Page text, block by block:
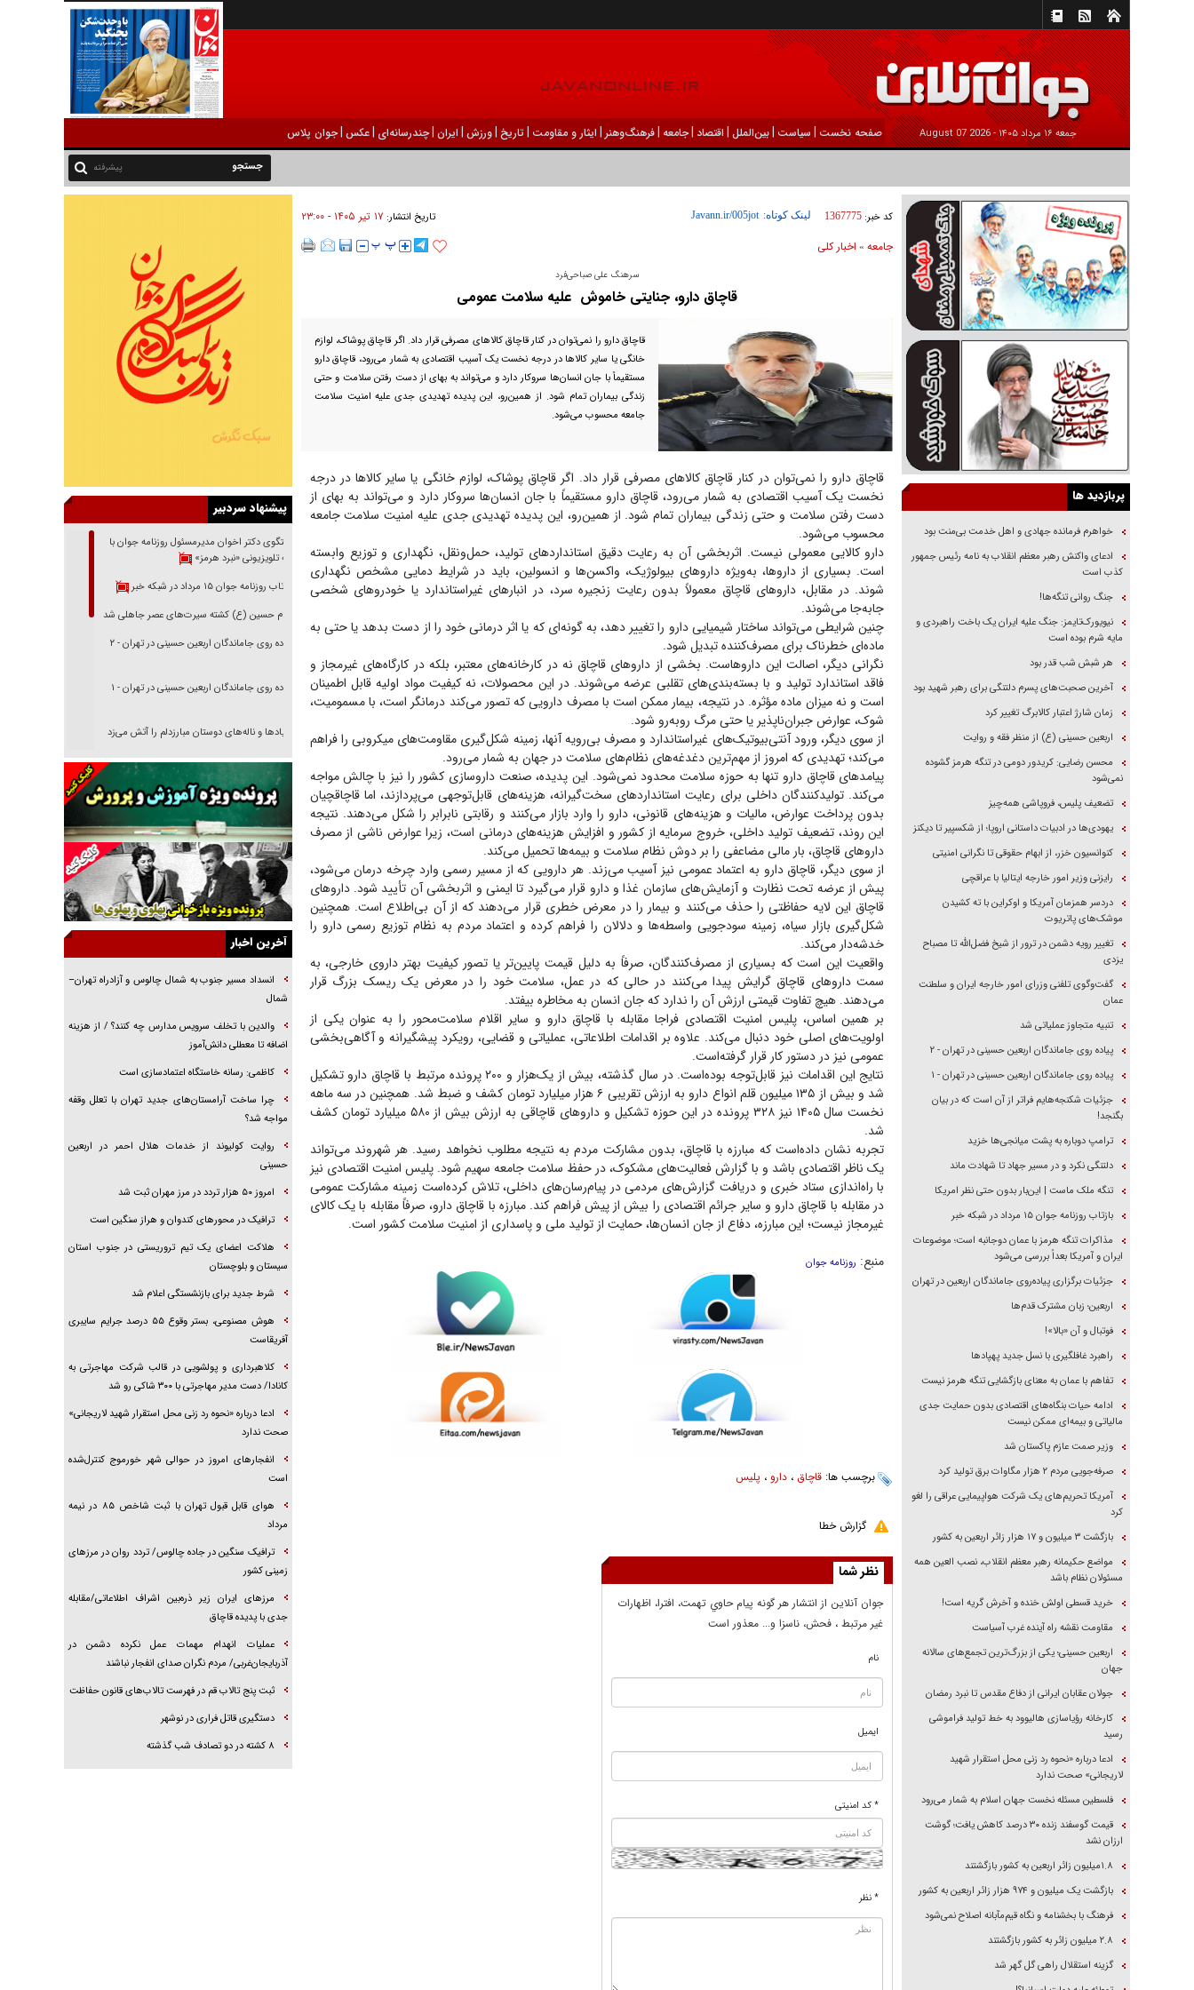
جمعه ۱۶ مرداد ۱۴۰۵ - 2026 August 07 صفحه نخست | سیاست |بين‌الملل | اقتصاد |جامعه |فرهنگ‌و‌هنر | ایثار و مقاومت |تاریخ |ورزش | ايران |چندرسانه‌ای |عکس |جوان پلاس
پیشرفته
کد خبر: 1367775 لینک کوتاه: تاریخ انتشار: ۱۷ تير ۱۴۰۵ - ۲۳:۰۰
جامعه» اخبار كلی
سرهنگ علی صباحی‌فرد
قاچاق دارو، جنایتی خاموش علیه سلامت عمومی
قاچاق دارو را نمی‌توان در کنار قاچاق کالا‌های مصرفی قرار داد. اگر قاچاق پوشاک، لوازم
خانگی یا سایر کالا‌ها در درجه نخست یک آسیب اقتصادی به شمار می‌رود، قاچاق دارو
مستقیماً با جان انسان‌ها سروکار دارد و می‌تواند به بهای از دست رفتن سلامت و حتی
زندگی بیماران تمام شود. از همین‌رو، این پدیده تهدیدی جدی علیه امنیت سلامت
جامعه محسوب می‌شود.
قاچاق دارو را نمی‌توان در کنار قاچاق کالا‌های مصرفی قرار داد. اگر قاچاق پوشاک، لوازم خانگی یا سایر کالا‌ها در درجه
نخست یک آسیب اقتصادی به شمار می‌رود، قاچاق دارو مستقیماً با جان انسان‌ها سروکار دارد و می‌تواند به بهای از
دست رفتن سلامت و حتی زندگی بیماران تمام شود. از همین‌رو، این پدیده تهدیدی جدی علیه امنیت سلامت جامعه
محسوب می‌شود.
دارو کالایی معمولی نیست. اثربخشی آن به رعایت دقیق استاندارد‌های تولید، حمل‌ونقل، نگهداری و توزیع وابسته
است. بسیاری از داروها، به‌ویژه دارو‌های بیولوژیک، واکسن‌ها و انسولین، باید در شرایط دمایی مشخص نگهداری
شوند. در مقابل، دارو‌های قاچاق معمولاً بدون رعایت زنجیره سرد، در انبار‌های غیراستاندارد یا خودرو‌های شخصی
جابه‌جا می‌شوند.
چنین شرایطی می‌تواند ساختار شیمیایی دارو را تغییر دهد، به گونه‌ای که یا اثر درمانی خود را از دست بدهد یا حتی به
ماده‌ای خطرناک برای مصرف‌کننده تبدیل شود.
نگرانی دیگر، اصالت این داروهاست. بخشی از دارو‌های قاچاق نه در کارخانه‌های معتبر، بلکه در کارگاه‌های غیرمجاز و
فاقد استاندارد تولید و با بسته‌بندی‌های تقلبی عرضه می‌شوند. در این محصولات، نه کیفیت مواد اولیه قابل اطمینان
است و نه میزان ماده مؤثره. در نتیجه، بیمار ممکن است با مصرف دارویی که تصور می‌کند درمانگر است، با مسمومیت،
شوک، عوارض جبران‌ناپذیر یا حتی مرگ روبه‌رو شود.
از سوی دیگر، ورود آنتی‌بیوتیک‌های غیراستاندارد و مصرف بی‌رویه آنها، زمینه شکل‌گیری مقاومت‌های میکروبی را فراهم
می‌کند؛ تهدیدی که امروز از مهم‌ترین دغدغه‌های نظام‌های سلامت در جهان به شمار می‌رود.
پیامد‌های قاچاق دارو تنها به حوزه سلامت محدود نمی‌شود. این پدیده، صنعت داروسازی کشور را نیز با چالش مواجه
می‌کند. تولیدکنندگان داخلی برای رعایت استاندارد‌های سخت‌گیرانه، هزینه‌های قابل‌توجهی می‌پردازند، اما قاچاقچیان
بدون پرداخت عوارض، مالیات و هزینه‌های قانونی، دارو را وارد بازار می‌کنند و رقابتی نابرابر را شکل می‌دهند. نتیجه
این روند، تضعیف تولید داخلی، خروج سرمایه از کشور و افزایش هزینه‌های درمانی است، زیرا عوارض ناشی از مصرف
دارو‌های قاچاق، بار مالی مضاعفی را بر دوش نظام سلامت و بیمه‌ها تحمیل می‌کند.
از سوی دیگر، قاچاق دارو به اعتماد عمومی نیز آسیب می‌زند. هر دارویی که از مسیر رسمی وارد چرخه درمان می‌شود،
پیش از عرضه تحت نظارت و آزمایش‌های سازمان غذا و دارو قرار می‌گیرد تا ایمنی و اثربخشی آن تأیید شود. دارو‌های
قاچاق این لایه حفاظتی را حذف می‌کنند و بیمار را در معرض خطری قرار می‌دهند که از آن بی‌اطلاع است. همچنین
شکل‌گیری بازار سیاه، زمینه سودجویی واسطه‌ها و دلالان را فراهم کرده و اعتماد مردم به نظام توزیع رسمی دارو را
خدشه‌دار می‌کند.
واقعیت این است که بسیاری از مصرف‌کنندگان، صرفاً به دلیل قیمت پایین‌تر یا تصور کیفیت بهتر داروی خارجی، به
سمت دارو‌های قاچاق گرایش پیدا می‌کنند در حالی که در عمل، سلامت خود را در معرض یک ریسک بزرگ قرار
می‌دهند. هیچ تفاوت قیمتی ارزش آن را ندارد که جان انسان به مخاطره بیفتد.
بر همین اساس، پلیس امنیت اقتصادی فراجا مقابله با قاچاق دارو و سایر اقلام سلامت‌محور را به عنوان یکی از
اولویت‌های اصلی خود دنبال می‌کند. علاوه بر اقدامات اطلاعاتی، عملیاتی و قضایی، رویکرد پیشگیرانه و آگاهی‌بخشی
عمومی نیز در دستور کار قرار گرفته‌است.
نتایج این اقدامات نیز قابل‌توجه بوده‌است. در سال گذشته، بیش از یک‌هزار و ۲۰۰ پرونده مرتبط با قاچاق دارو تشکیل
شد و بیش از ۱۳۵ میلیون قلم انواع دارو به ارزش تقریبی ۶ هزار میلیارد تومان کشف و ضبط شد. همچنین در سه ماهه
نخست سال ۱۴۰۵ نیز ۳۲۸ پرونده در این حوزه تشکیل و دارو‌های قاچاقی به ارزش بیش از ۵۸۰ میلیارد تومان کشف
شد.
تجربه نشان داده‌است که مبارزه با قاچاق، بدون مشارکت مردم به نتیجه مطلوب نخواهد رسید. هر شهروند می‌تواند
یک ناظر اقتصادی باشد و با گزارش فعالیت‌های مشکوک، در حفظ سلامت جامعه سهیم شود. پلیس امنیت اقتصادی نیز
با راه‌اندازی ستاد خبری و دریافت گزارش‌های مردمی در پیام‌رسان‌های داخلی، تلاش کرده‌است زمینه مشارکت عمومی
در مقابله با قاچاق دارو و سایر جرائم اقتصادی را بیش از پیش فراهم کند. مبارزه با قاچاق دارو، صرفاً مقابله با یک کالای
غیرمجاز نیست؛ این مبارزه، دفاع از جان انسان‌ها، حمایت از تولید ملی و پاسداری از امنیت سلامت کشور است.
منبع: روزنامه جوان
برچسب ها: قاچاق ، دارو، پلیس
گزارش خطا
نظر شما
جوان آنلاين از انتشار هر گونه پيام حاوي تهمت، افترا، اظهارات
غير مرتبط ، فحش، ناسزا و... معذور است
نام
ایمیل
* کد امنیتی
* نظر
پربازدید ها
خواهرم فرمانده جهادی و اهل خدمت بی‌منت بود
ادعای واکنش رهبر معظم انقلاب به نامه رئیس جمهور
کذب است
جنگ روانی تنگه‌ها!
نیویورک‌تایمز: جنگ علیه ایران یک باخت راهبردی و
مایه شرم بوده است
هر شبش شب قدر بود
آخرین صحبت‌های پسرم دلتنگی برای رهبر شهید بود
زمان شارژ اعتبار کالابرگ تغییر کرد
اربعین حسینی (ع) از منظر فقه و روایت
محسن رضایی: کریدور دومی در تنگه هرمز گشوده
نمی‌شود
تضعیف پلیس، فروپاشی همه‌چیز
یهودی‌ها در ادبیات داستانی اروپا؛ از شکسپیر تا دیکنز
کنوانسیون خزر، از ابهام حقوقی تا نگرانی امنیتی
رایزنی وزیر امور خارجه ایتالیا با عراقچی
دردسر همزمان آمریکا و اوکراین با ته کشیدن
موشک‌های پاتریوت
تغییر رویه دشمن در ترور از شیخ فضل‌الله تا مصباح
یزدی
گفت‌وگوی تلفنی وزرای امور خارجه ایران و سلطنت
عمان
تنبیه متجاوز عملیاتی شد
پیاده روی جاماندگان اربعین حسینی در تهران - ۲
پیاده روی جاماندگان اربعین حسینی در تهران - ۱
جزئیات شکنجه‌هایم فراتر از آن است که در بیان
بگنجد!
ترامپ دوباره به پشت میانجی‌ها خزید
دلتنگی نکرد و در مسیر جهاد تا شهادت ماند
تنگه ملک ماست | این‌بار بدون حتی نظر امریکا
بازتاب روزنامه جوان ۱۵ مرداد در شبکه خبر
مذاکرات تنگه هرمز با عمان دوجانبه است؛ موضوعات
ایران و آمریکا بعداً بررسی می‌شود
جزئیات برگزاری پیاده‌روی جاماندگان اربعین در تهران
اربعین؛ زبان مشترک قدم‌ها
فوتبال و آن «بالا»!
راهبرد غافلگیری با نسل جدید پهپاد‌ها
تفاهم با عمان به معنای بازگشایی تنگه هرمز نیست
ادامه حیات بنگاه‌های اقتصادی بدون حمایت جدی
مالیاتی و بیمه‌ای ممکن نیست
وزیر صمت عازم پاکستان شد
صرفه‌جویی مردم ۲ هزار مگاوات برق تولید کرد
آمریکا تحریم‌های یک شرکت هواپیمایی عراقی را لغو
کرد
بازگشت ۳ میلیون و ۱۷ هزار زائر اربعین به کشور
مواضع حکیمانه رهبر معظم انقلاب، نصب العین همه
مسئولان نظام باشد
خرید قسطی اولش خنده و آخرش گریه است!
مقاومت نقشه راه آینده غرب آسیاست
اربعین حسینی؛ یکی از بزرگ‌ترین تجمع‌های سالانه
جهان
جولان عقابان ایرانی از دفاع مقدس تا نبرد رمضان
کارخانه رؤیاسازی هالیوود به خط تولید فراموشی
رسید
ادعا درباره «نحوه رد زنی محل استقرار شهید
لاریجانی» صحت ندارد
فلسطین مسئله نخست جهان اسلام به شمار می‌رود
قیمت گوسفند زنده ۳۰ درصد کاهش یافت؛ گوشت
ارزان نشد
۱.۸میلیون زائر اربعین به کشور بازگشتند
بازگشت یک میلیون و ۹۷۴ هزار زائر اربعین به کشور
فرهنگ با بخشنامه و نگاه قیم‌مآبانه اصلاح نمی‌شود
۲.۸ میلیون زائر به کشور بازگشتند
گزینه استقلال راهی گل گهر شد
پیشنهاد سردبیر
گفتگوی دکتر اخوان مدیرمسئول روزنامه جوان با
برنامه تلویزیونی «نبرد هرمز»
بازتاب روزنامه جوان ۱۵ مرداد در شبکه خبر
امام حسین (ع) کشته سیرت‌های عصر جاهلی شد
پیاده روی جاماندگان اربعین حسینی در تهران - ۲
پیاده روی جاماندگان اربعین حسینی در تهران - ۱
فریاد‌ها و ناله‌های دوستان مبارزدلم را آتش می‌زد
تغییر رویه دشمن در ترور از شیخ فضل‌الله تا مصباح
خرید قسطی اولش خنده و آخرش گریه است!
فوتبال و آن «بالا»!
راهبرد غافلگیری با نسل جدید پهپاد‌ها
جنجال پزشکان تقلبی در صنعت زیبایی
یهودی‌ها در ادبیات داستانی اروپا؛ از شکسپیر تا
دیکنز
خواهرم فرمانده جهادی و اهل خدمت بی‌منت بود
جزئیات شکنجه‌هایم فراتر از آن است که در بیان
بگنجد!
برابر یورش به پاسگاه‌های پلیس
آخرین اخبار
انسداد مسیر جنوب به شمال چالوس و آزادراه تهران–
شمال
والدین با تخلف سرویس مدارس چه کنند؟ / از هزینه
اضافه تا معطلی دانش‌آموز
کاظمی: رسانه خاستگاه اعتمادسازی است
چرا ساخت آرامستان‌های جدید تهران با تعلل وقفه
مواجه شد؟
روایت کولیوند از خدمات هلال احمر در اربعین
حسینی
امروز ۵۰ هزار تردد در مرز مهران ثبت شد
ترافیک در محور‌های کندوان و هراز سنگین است
هلاکت اعضای یک تیم تروریستی در جنوب استان
سیستان و بلوچستان
شرط جدید برای بازنشستگی اعلام شد
هوش مصنوعی، بستر وقوع ۵۵ درصد جرایم سایبری
آفریقاست
کلاهبرداری و پولشویی در قالب شرکت مهاجرتی به
کانادا/ دست مدیر مهاجرتی با ۳۰۰ شاکی رو شد
ادعا درباره «نحوه رد زنی محل استقرار شهید لاریجانی»
صحت ندارد
انفجار‌های امروز در حوالی شهر خورموج کنترل‌شده
است
هوای قابل قبول تهران با ثبت شاخص ۸۵ در نیمه
مرداد
ترافیک سنگین در جاده چالوس/ تردد روان در مرز‌های
زمینی کشور
مرز‌های ایران زیر ذره‌بین اشراف اطلاعاتی/مقابله
جدی با پدیده قاچاق
عملیات انهدام مهمات عمل نکرده دشمن در
آذربایجان‌غربی/ مردم نگران صدای انفجار نباشند
ثبت پنج تالاب قم در فهرست تالاب‌های قانون حفاظت
دستگیری قاتل فراری در نوشهر
۸ کشته در دو تصادف شب گذشته